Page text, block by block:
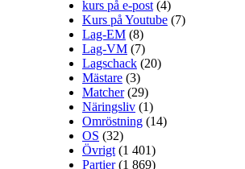
kurs på e-post (4)
Kurs på Youtube (7)
Lag-EM (8)
Lag-VM (7)
Lagschack (20)
Mästare (3)
Matcher(29)
Näringsliv (1)
Omröstning (14)
OS (32)
Övrigt (1 401)
Partier(1 869)